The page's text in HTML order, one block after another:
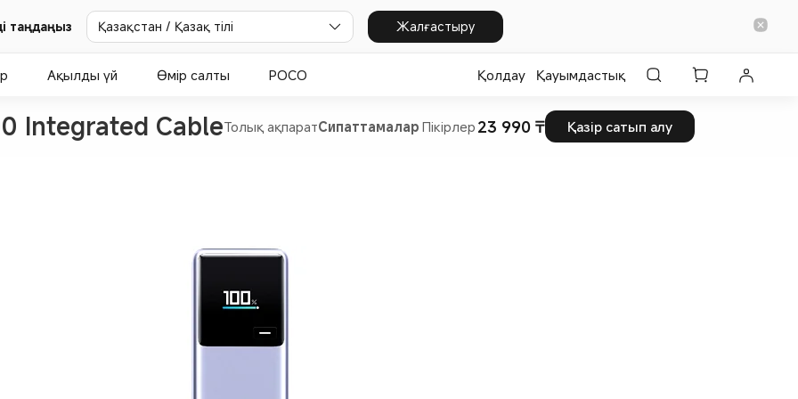
таңдаңыз Қазақстан / Қазақ тілі Жалғастыру
Ақылды үй Өмір салты POCO Қолдау Қауымдастық
Integrated CableТолық ақпаратСипаттамалар Пікірлер 23 990 ₸ Қазір сатып алу